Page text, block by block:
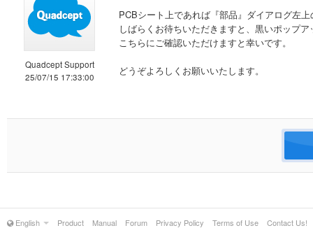
Quadcept Support
25/07/15 17:33:00
PCBシート上であれば『部品』ダイアログ左
しばらくお待ちいただきますと、黒いポップ
こちらにご確認いただけますと幸いです。
どうぞよろしくお願いいたします。
English Product Manual Forum Privacy Policy Terms of Use Contact Us!